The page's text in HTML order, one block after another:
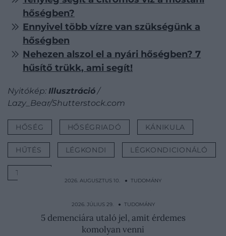
hőségben?
Ennyivel több vízre van szükségünk a
hőségben
Nehezen alszol el a nyári hőségben? 7
hűsítő trükk, ami segít!
Nyitókép: Illusztráció/
Lazy_Bear/Shutterstock.com
HŐSÉG HŐSÉGRIADÓ KÁNIKULA
HŰTÉS LÉGKONDI LÉGKONDICIONÁLÓ
TIPPEK
2026. AUGUSZTUS 10. ● TUDOMÁNY
király orvosait is…
2026. JÚLIUS 29. ● TUDOMÁNY
5 demenciára utaló jel, amit érdemes
komolyan venni